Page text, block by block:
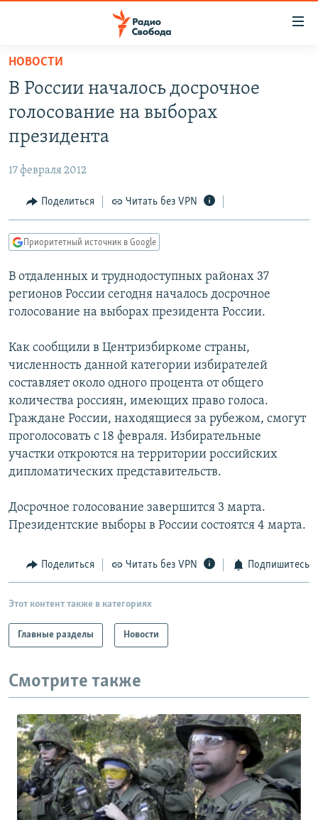
упрощенного
доступа
основному
Вернутся
Вернутся
поиску
МНЕНИЯ
КУЛЬТУРА
КАВКАЗ.РЕАЛИИ
СЕВЕР.РЕАЛИИ
СИБИРЬ.РЕАЛИИ
ПОДПИШИТЕСЬ НА РАССЫЛКУ
НОВОСТИ
В России началось досрочное
голосование на выборах
президента
17 февраля 2012
Поделиться Читать без VPN
Приоритетный источник в Google
В отдаленных и труднодоступных районах 37
регионов России сегодня началось досрочное
голосование на выборах президента России.
Как сообщили в Центризбиркоме страны,
численность данной категории избирателей
составляет около одного процента от общего
количества россиян, имеющих право голоса.
Граждане России, находящиеся за рубежом, смогут
проголосовать с 18 февраля. Избирательные
участки откроются на территории российских
дипломатических представительств.
Досрочное голосование завершится 3 марта.
Президентские выборы в России состоятся 4 марта.
Поделиться Читать без VPN Подпишитесь
Этот контент также в категориях
Главные разделы Новости
Смотрите также